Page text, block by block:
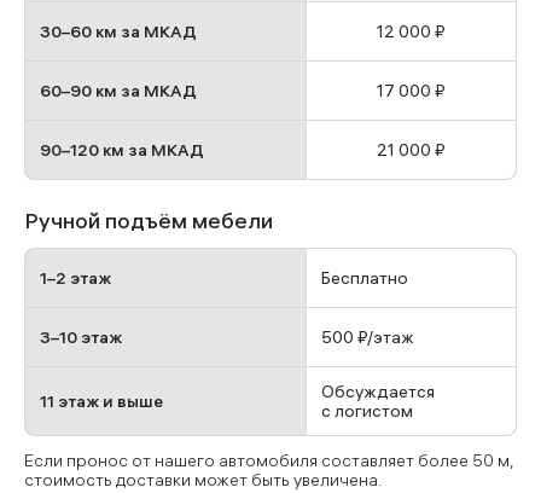
30–60 км за МКАД
60–90 км за МКАД
90–120 км за МКАД
12 000 ₽
17 000 ₽
21 000 ₽
Ручной подъём мебели
1–2 этаж
3–10 этаж
11 этаж и выше
Бесплатно
500 ₽/этаж
Обсуждается
с логистом
Если пронос от нашего автомобиля составляет более 50 м,
стоимость доставки может быть увеличена.